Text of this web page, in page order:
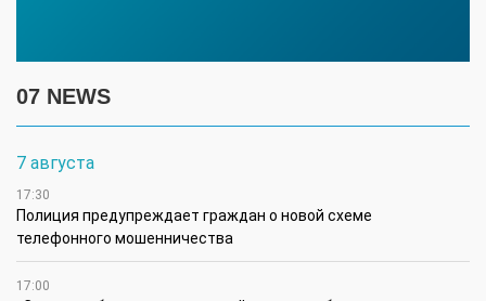
07 NEWS
7 августа
17:30
Полиция предупреждает граждан о новой схеме
телефонного мошенничества
17:00